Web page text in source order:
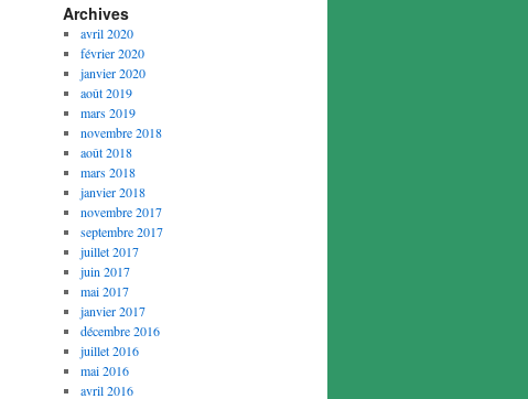
Archives
avril 2020
février 2020
janvier 2020
août 2019
mars 2019
novembre 2018
août 2018
mars 2018
janvier 2018
novembre 2017
septembre 2017
juillet 2017
juin 2017
mai 2017
janvier 2017
décembre 2016
juillet 2016
mai 2016
avril 2016